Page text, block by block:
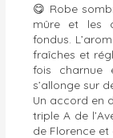
😋 Robe
mûre et les
fondus.
fraîches et
fois charnue
s’allonge sur
Un accord en
triple A de
de Florence et